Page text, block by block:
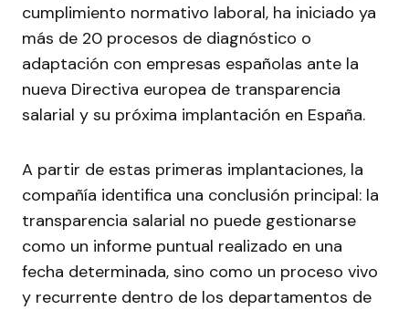
cumplimiento normativo laboral, ha iniciado ya
más de 20 procesos de diagnóstico o
adaptación con empresas españolas ante la
nueva Directiva europea de transparencia
salarial y su próxima implantación en España.
A partir de estas primeras implantaciones, la
compañía identifica una conclusión principal: la
transparencia salarial no puede gestionarse
como un informe puntual realizado en una
fecha determinada, sino como un proceso vivo
y recurrente dentro de los departamentos de